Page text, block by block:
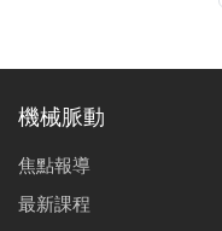
機械脈動
焦點報導
最新課程